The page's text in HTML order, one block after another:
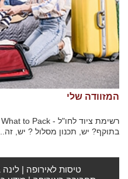
המזוודה שלי
בתוקף? יש, תכנון מסלול ? יש, זה...
טיסות לאירופה |לינה